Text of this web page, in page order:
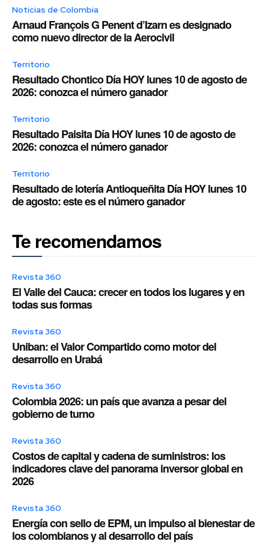
Noticias de Colombia
Arnaud François G Penent d’Izarn es designado
como nuevo director de la Aerocivil
Territorio
Resultado Chontico Día HOY lunes 10 de agosto de
2026: conozca el número ganador
Territorio
Resultado Paisita Día HOY lunes 10 de agosto de
2026: conozca el número ganador
Territorio
Resultado de lotería Antioqueñita Día HOY lunes 10
de agosto: este es el número ganador
Te recomendamos
Revista 360
El Valle del Cauca: crecer en todos los lugares y en
todas sus formas
Revista 360
Uniban: el Valor Compartido como motor del
desarrollo en Urabá
Revista 360
Colombia 2026: un país que avanza a pesar del
gobierno de turno
Revista 360
Costos de capital y cadena de suministros: los
indicadores clave del panorama inversor global en
2026
Revista 360
Energía con sello de EPM, un impulso al bienestar de
los colombianos y al desarrollo del país